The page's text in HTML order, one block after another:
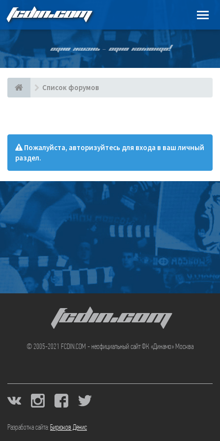
FCDIN.COM
ОДНА ЖИЗНЬ – ОДНА КОМАНДА!
Список форумов
Пожалуйста, авторизуйтесь для входа в ваш личный
раздел.
FCDIN.COM
© 2005-2021 FCDIN.COM - неофициальный сайт ФК «Динамо» Москва
Разработка сайта: Бирюков Денис